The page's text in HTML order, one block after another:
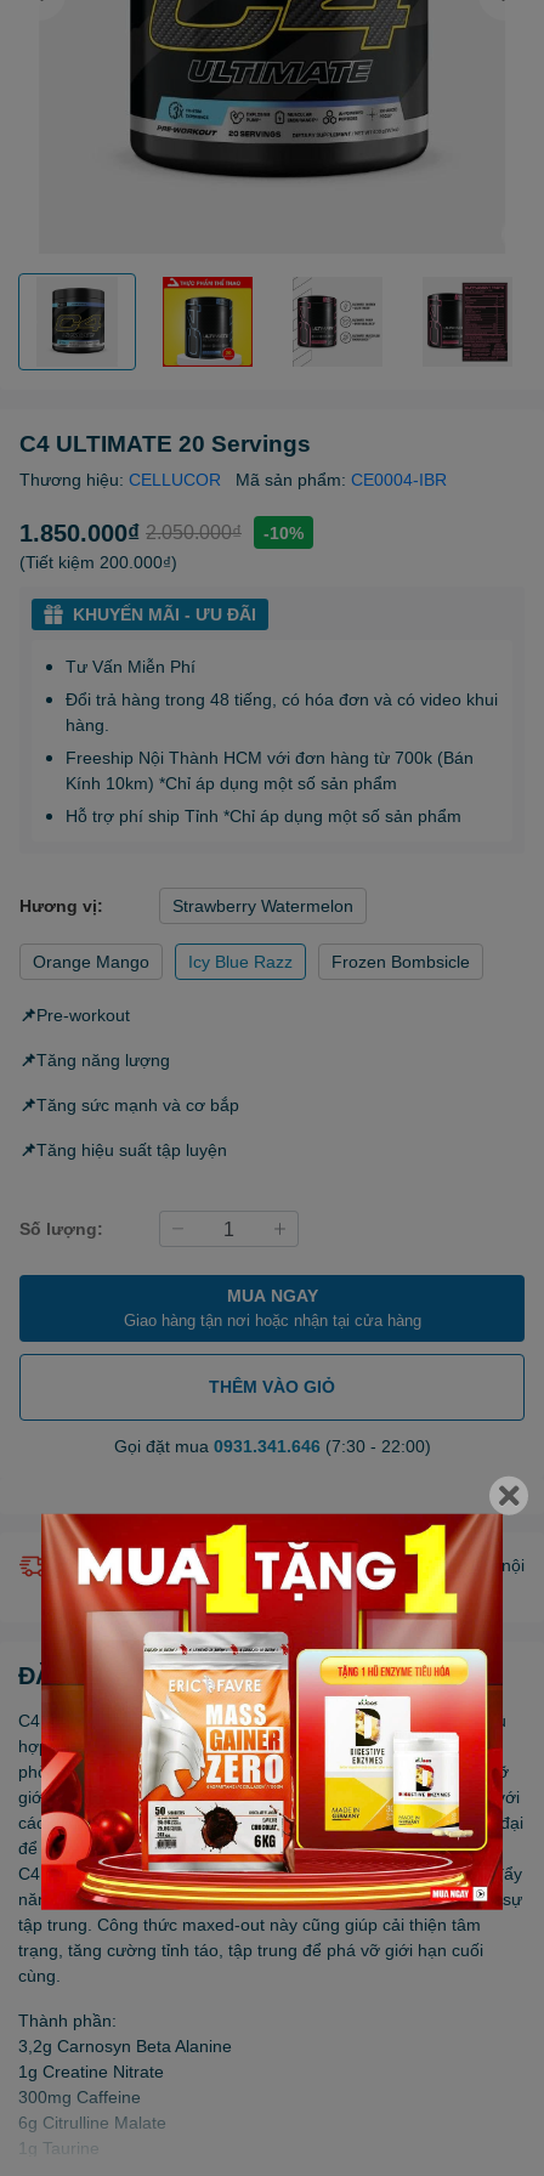
C4 ULTIMATE 20 Servings
Thương hiệu: CELLUCOR Mã sản phẩm: CE0004-IBR
1.850.000₫ 2.050.000₫
-10%
(Tiết kiệm 200.000₫)
KHUYẾN MÃI - ƯU ĐÃI
Tư Vấn Miễn Phí
Đổi trả hàng trong 48 tiếng, có hóa đơn và có video khui
hàng.
Freeship Nội Thành HCM với đơn hàng từ 700k (Bán
Kính 10km) *Chỉ áp dụng một số sản phẩm
Hỗ trợ phí ship Tỉnh *Chỉ áp dụng một số sản phẩm
Hương vị: Strawberry Watermelon
Orange Mango Icy Blue Razz Frozen Bombsicle
📌Pre-workout
📌Tăng năng lượng
📌Tăng sức mạnh và cơ bắp
📌Tăng hiệu suất tập luyện
Số lượng:
MUA NGAY
Giao hàng tận nơi hoặc nhận tại cửa hàng
THÊM VÀO GIỎ
Gọi đặt mua 0931.341.646(7:30 - 22:00)
Giao hàng miễn phí nội thành HCM (chỉ áp dụng khu vực nội
thành bán kính 10km) *Chỉ áp dụng một số sản phẩm.
ĐẶC ĐIỂM NỔI BẬT
C4 Ultimate là dòng C4 mạnh nhất của Cellucor. Sản phẩm phù
hợp với những ai mong muốn có một sức mạnh bùng nổ trong
phòng tập - những người không ngại thử thách và muốn phá vỡ
giới hạn của bản thân. C4 Ultimate được nghiên cứu sản xuất với
các thành phần mạnh mẽ cho bạn một nguồn năng lượng cực đại
để sẵn sàng với mọi cuộc chiến trong phòng tập.
C4 Ultimate mang đến trải nghiệm tuyệt vời với tác dụng thúc đẩy
năng lượng tối đa, bơm cơ cực đại, tăng sức bền, hiệu suất và sự
tập trung. Công thức maxed-out này cũng giúp cải thiện tâm
trạng, tăng cường tỉnh táo, tập trung để phá vỡ giới hạn cuối
cùng.
Thành phần:
3,2g Carnosyn Beta Alanine
1g Creatine Nitrate
300mg Caffeine
6g Citrulline Malate
1g Taurine